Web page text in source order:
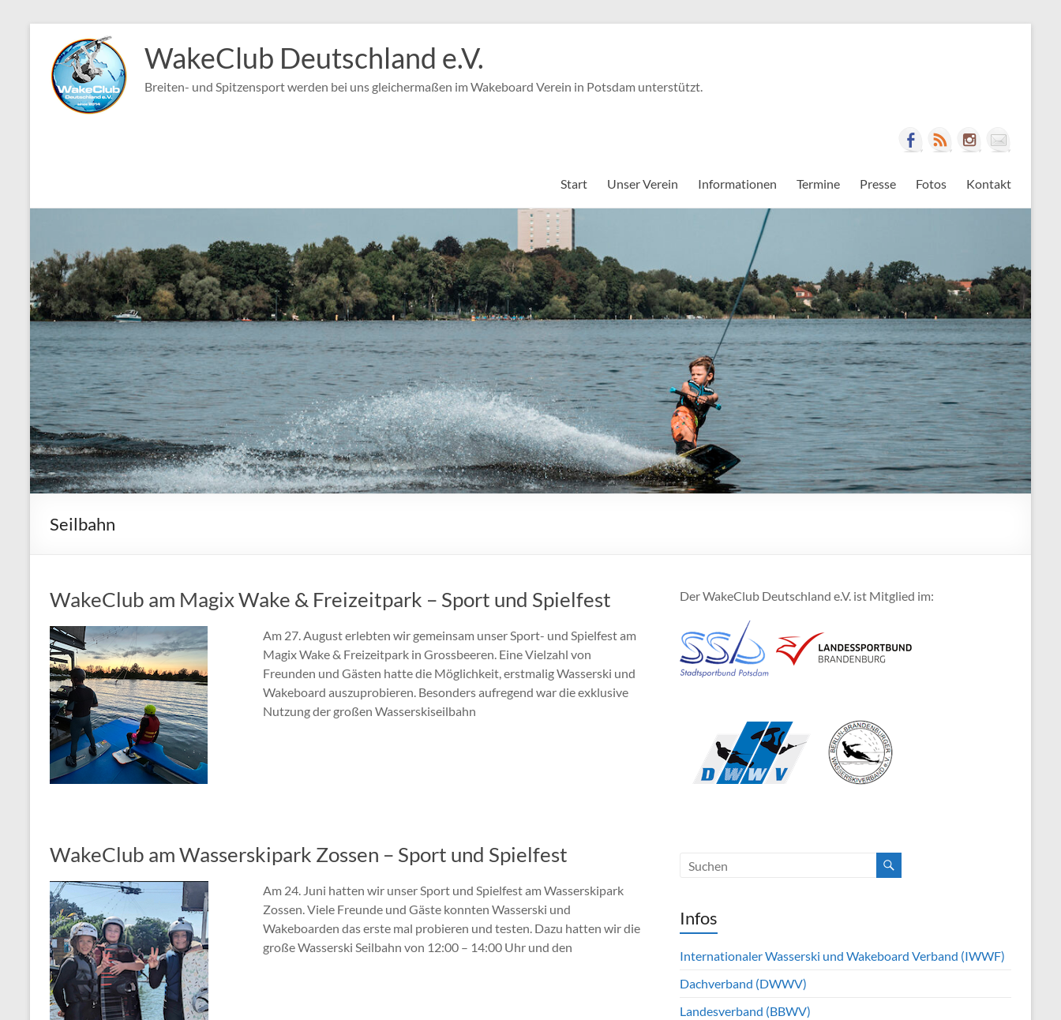
springen
WakeClub Deutschland e.V.
Breiten- und Spitzensport werden bei uns gleichermaßen im Wakeboard Verein in Potsdam unterstützt.
Start Unser Verein Informationen Termine Presse Fotos Kontakt
Seilbahn
WakeClub am Magix Wake & Freizeitpark – Sport und Spielfest
Am 27. August erlebten wir gemeinsam unser Sport- und Spielfest am
Magix Wake & Freizeitpark in Grossbeeren. Eine Vielzahl von
Freunden und Gästen hatte die Möglichkeit, erstmalig Wasserski und
Wakeboard auszuprobieren. Besonders aufregend war die exklusive
Nutzung der großen Wasserskiseilbahn
WakeClub am Wasserskipark Zossen – Sport und Spielfest
Am 24. Juni hatten wir unser Sport und Spielfest am Wasserskipark
Zossen. Viele Freunde und Gäste konnten Wasserski und
Wakeboarden das erste mal probieren und testen. Dazu hatten wir die
große Wasserski Seilbahn von 12:00 – 14:00 Uhr und den
Der WakeClub Deutschland e.V. ist Mitglied im:
Infos
Internationaler Wasserski und Wakeboard Verband (IWWF)
Dachverband (DWWV)
Landesverband (BBWV)